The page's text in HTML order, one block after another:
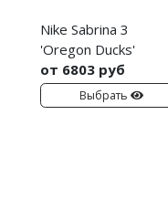
Nike Sabrina 3
'Oregon Ducks'
от 6803 руб
Выбрать